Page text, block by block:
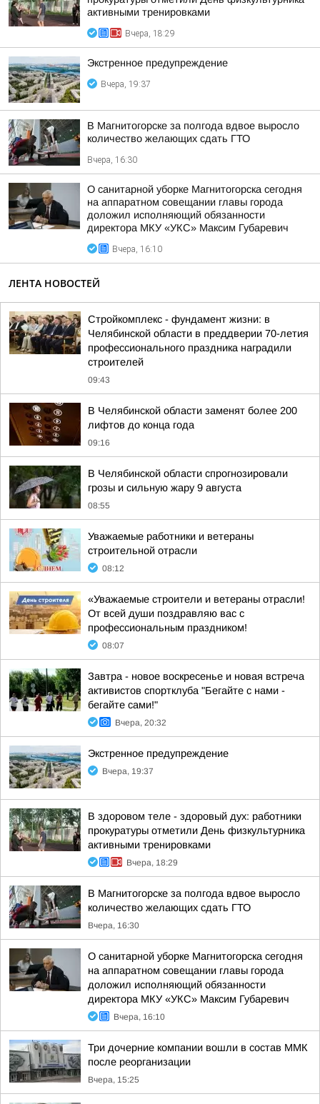
активными тренировками
Вчера, 18:29
Экстренное предупреждение
Вчера, 19:37
В Магнитогорске за полгода вдвое выросло
количество желающих сдать ГТО
Вчера, 16:30
О санитарной уборке Магнитогорска сегодня
на аппаратном совещании главы города
доложил исполняющий обязанности
директора МКУ «УКС» Максим Губаревич
Вчера, 16:10
ЛЕНТА НОВОСТЕЙ
Стройкомплекс - фундамент жизни: в
Челябинской области в преддверии 70-летия
профессионального праздника наградили
строителей
09:43
В Челябинской области заменят более 200
лифтов до конца года
09:16
В Челябинской области спрогнозировали
грозы и сильную жару 9 августа
08:55
Уважаемые работники и ветераны
строительной отрасли
08:12
«Уважаемые строители и ветераны отрасли!
От всей души поздравляю вас с
профессиональным праздником!
08:07
Завтра - новое воскресенье и новая встреча
активистов спортклуба "Бегайте с нами -
бегайте сами!"
Вчера, 20:32
Экстренное предупреждение
Вчера, 19:37
В здоровом теле - здоровый дух: работники
прокуратуры отметили День физкультурника
активными тренировками
Вчера, 18:29
В Магнитогорске за полгода вдвое выросло
количество желающих сдать ГТО
Вчера, 16:30
О санитарной уборке Магнитогорска сегодня
на аппаратном совещании главы города
доложил исполняющий обязанности
директора МКУ «УКС» Максим Губаревич
Вчера, 16:10
Три дочерние компании вошли в состав ММК
после реорганизации
Вчера, 15:25